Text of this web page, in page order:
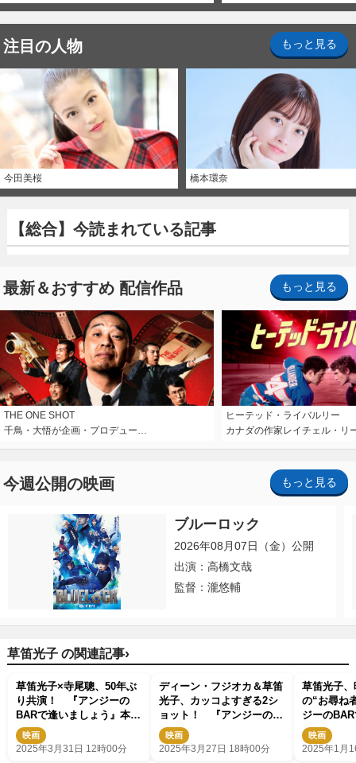
注目の人物 もっと見る
今田美桜 橋本環奈
【総合】今読まれている記事
最新＆おすすめ 配信作品 もっと見る
THE ONE SHOT
千鳥・大悟が企画・プロデュー…
ヒーテッド・ライバルリー
カナダの作家レイチェル・リ
今週公開の映画 もっと見る
ブルーロック
2026年08月07日（金）公開
出演：高橋文哉
監督：瀧悠輔
草笛光子 の関連記事›
草笛光子×寺尾聰、50年ぶ
り共演！ 『アンジーの
BARで逢いましょう』本編
映像解禁
映画
2025年3月31日 12時00分
ディーン・フジオカ＆草笛
光子、カッコよすぎる2シ
ョット！ 『アンジーの
BARで逢いましょう』メイ
キング写真公開
映画
2025年3月27日 18時00分
草笛光子
の“お尋ね
ジーの
う』4.4公
も解禁
映画
2025年1月